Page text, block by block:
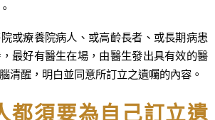
療養院病人、或高齡長者、或長期病患
最好有醫生在場，由醫生發出具有效的醫
清醒，明白並同意所訂立之遺囑的內容。
都須要為自己訂立遺